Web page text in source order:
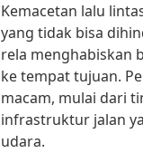
Kemacetan lalu
yang tidak bisa
rela menghabiskan
ke tempat tujuan.
macam, mulai dari
infrastruktur jalan
udara.